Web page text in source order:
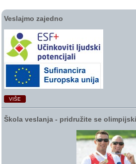
Veslajmo zajedno
VIŠE
Škola veslanja ‑ pridružite se